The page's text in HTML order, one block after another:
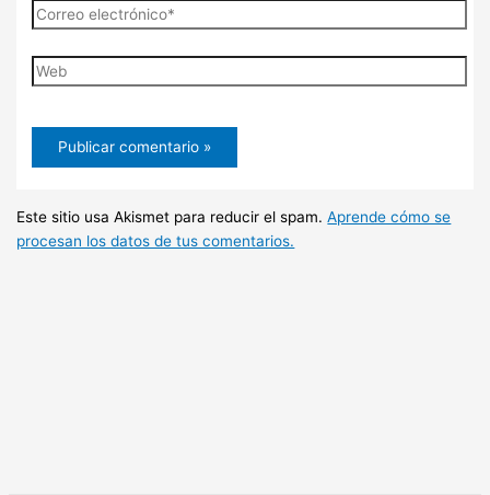
Correo
electrónico*
Web
Este sitio usa Akismet para reducir el spam.Aprende cómo se
procesan los datos de tus comentarios.